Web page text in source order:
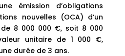
émission d’obligations
nouvelles (OCA) d’un
8 000 000 €, soit 8 000
unitaire de 1 000 €,
durée de 3 ans.